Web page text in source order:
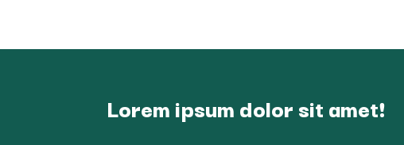
Lorem ipsum dolor sit amet!